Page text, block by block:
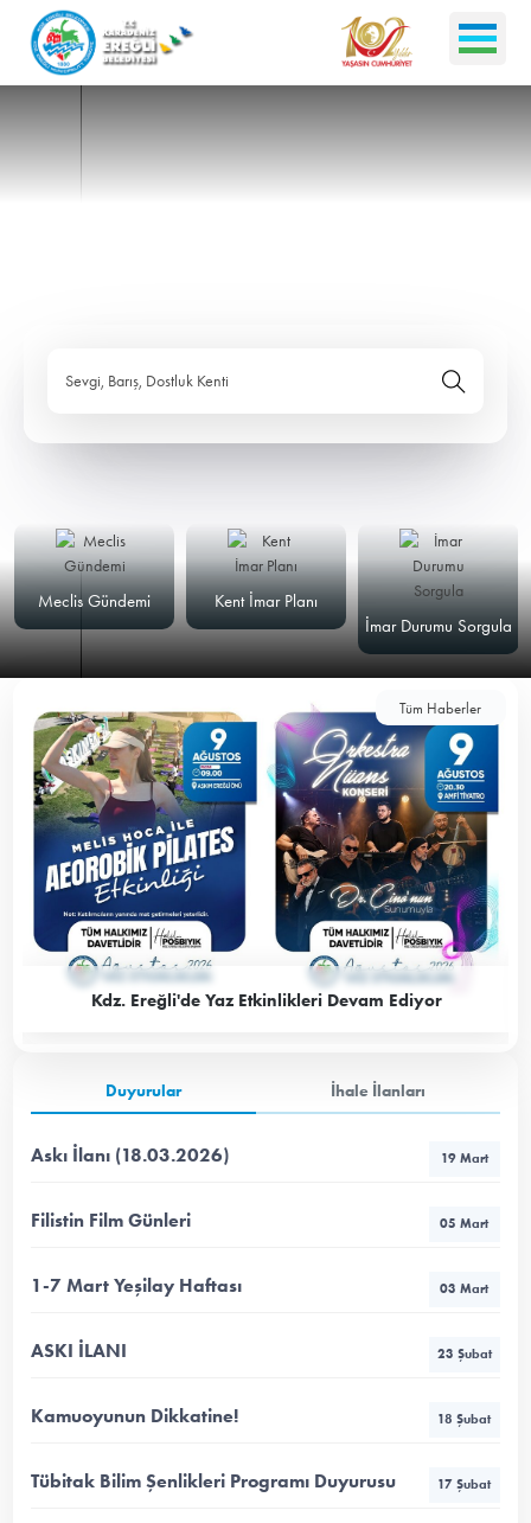
Sevgi, Barış, Dostluk Kenti
Meclis Gündemi
Kent İmar Planı
İmar Durumu Sorgula
Tüm Haberler
Kdz. Ereğli'de Yaz Etkinlikleri Devam Ediyor
Duyurular İhale İlanları
Askı İlanı (18.03.2026) 19 Mart
Filistin Film Günleri 05 Mart
1-7 Mart Yeşilay Haftası 03 Mart
ASKI İLANI 23 Şubat
Kamuoyunun Dikkatine! 18 Şubat
Tübitak Bilim Şenlikleri Programı Duyurusu 17 Şubat